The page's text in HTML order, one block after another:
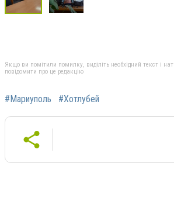
Якщо ви помітили помилку, виділіть необхідний текст і
повідомити про це редакцію
#Мариуполь #Хотлубей